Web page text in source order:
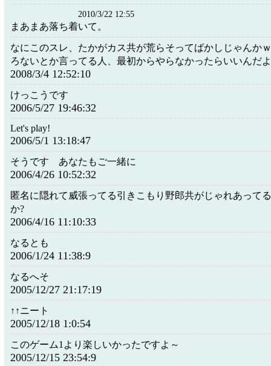
2010/3/22 12:55
まあまあ落ち着いて。
なにこのスレ、たかがカス共が荒らそってばかしじゃんか
ろないとか言ってる人、最初からやらなかったらいいんだ
2008/3/4 12:52:10
けっこうです
2006/5/27 19:46:32
Let's play!
2006/5/1 13:18:47
そうです あなたもご一緒に
2006/4/26 10:52:32
匿名に隠れて威張ってる引きこもり野郎共がじゃれあって
か?
2006/4/16 11:10:33
なるとも
2006/1/24 11:38:9
なるへそ
2005/12/27 21:17:19
↑↑ニート
2005/12/18 1:0:54
このゲーム1より楽しいかったですよ～
2005/12/15 23:54:9